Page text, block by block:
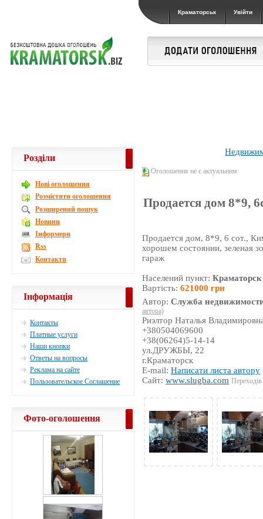
Краматорськ Увійти
Оголошення не є актуальним
Продается дом 8*9,
Продается дом, 8*9, 6 сот.,
хорошем состоянии, зеленая
гараж
Населений пункт:Краматорск
Вартість:621000 грн
Автор:Служба
автора)
Риэлтор Наталья
+380504069600
+38(06264)5-14-14
ул.ДРУЖБЫ, 22
г.Краматорск
E-mail:Написати листа автору
Сайт:www.slugba.com
Розділи
Новi оголошення
Розмістити оголошення
Розширений пошук
Новини
Інформери
Rss
Контакти
Інформація
Контакты
Платные услуги
Наши кнопки
Ответы на вопросы
Реклама на сайте
Пользовательское Соглашение
Фото-оголошення